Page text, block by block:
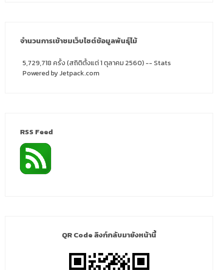
จำนวนการเข้าชมเว็บไซต์ข้อมูลพันธุ์ไม้
5,729,718 ครั้ง (สถิติตั้งแต่ 1 ตุลาคม 2560) -- Stats
Powered by Jetpack.com
RSS Feed
QR Code ลิงก์กลับมายังหน้านี้